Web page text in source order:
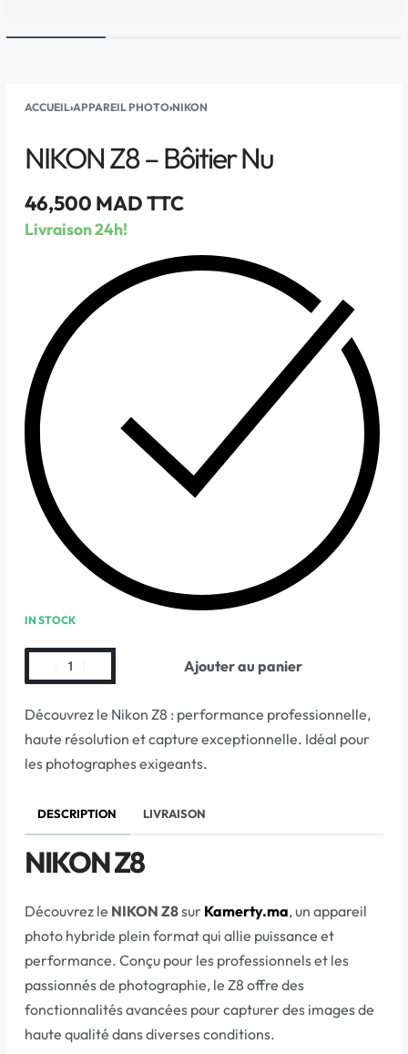
ACCUEIL›APPAREIL PHOTO›NIKON
NIKON Z8 – Bôitier Nu
46,500 MAD TTC
Livraison 24h!
IN STOCK
Ajouter au panier
Découvrez le Nikon Z8 : performance professionnelle,
haute résolution et capture exceptionnelle. Idéal pour
les photographes exigeants.
DESCRIPTION LIVRAISON
NIKON Z8
Découvrez le NIKON Z8sur Kamerty.ma, un appareil
photo hybride plein format qui allie puissance et
performance. Conçu pour les professionnels et les
passionnés de photographie, le Z8 offre des
fonctionnalités avancées pour capturer des images de
haute qualité dans diverses conditions.